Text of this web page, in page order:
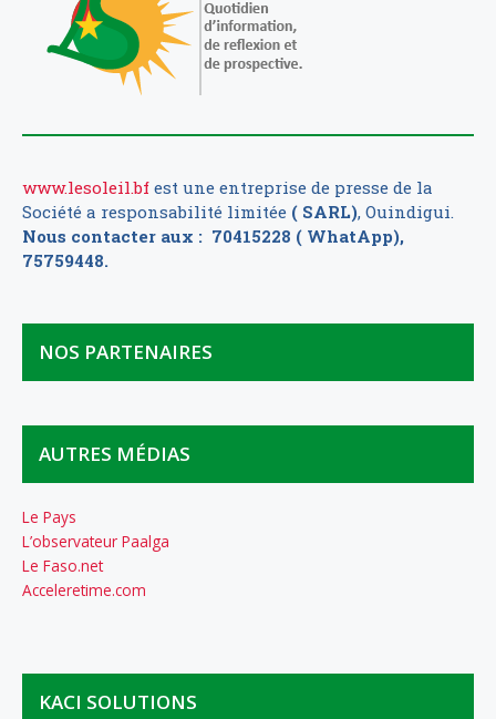
www.lesoleil.bf est une entreprise de presse de la
Société a responsabilité limitée ( SARL), Ouindigui.
Nous contacter aux : 70415228 ( WhatApp),
75759448.
NOS PARTENAIRES
AUTRES MÉDIAS
Le Pays
L’observateur Paalga
Le Faso.net
Acceleretime.com
KACI SOLUTIONS